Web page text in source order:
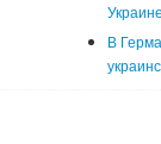
В